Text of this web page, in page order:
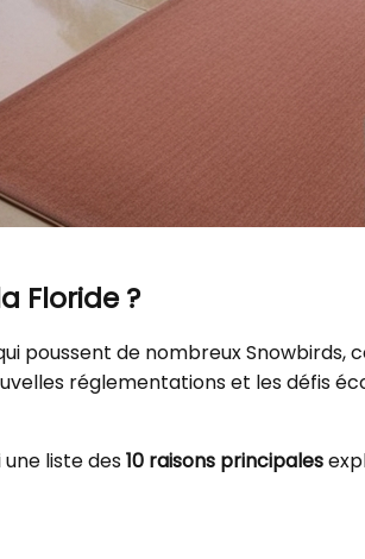
Floride ?
poussent de nombreux
réglementations et les défis
liste des10 raisons principales